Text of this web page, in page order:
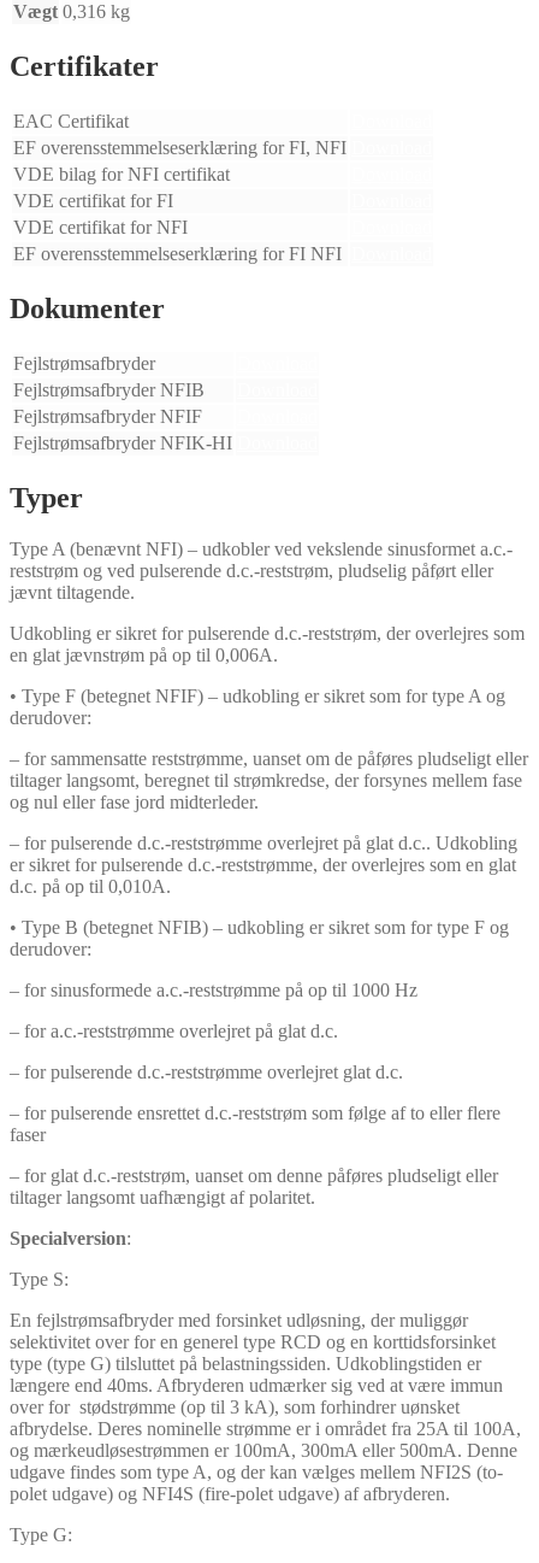
Vægt 0,316 kg
Certifikater
EAC Certifikat
EF overensstemmelseserklæring for FI, NFI
VDE bilag for NFI certifikat
VDE certifikat for FI
VDE certifikat for NFI
EF overensstemmelseserklæring for FI NFI
Dokumenter
Fejlstrømsafbryder
Fejlstrømsafbryder NFIB
Fejlstrømsafbryder NFIF
Fejlstrømsafbryder NFIK-HI
Typer
Type A (benævnt NFI) – udkobler ved vekslende sinusformet a.c.-
reststrøm og ved pulserende d.c.-reststrøm, pludselig påført eller
jævnt tiltagende.
Udkobling er sikret for pulserende d.c.-reststrøm, der overlejres som
en glat jævnstrøm på op til 0,006A.
• Type F (betegnet NFIF) – udkobling er sikret som for type A og
derudover:
– for sammensatte reststrømme, uanset om de påføres pludseligt eller
tiltager langsomt, beregnet til strømkredse, der forsynes mellem fase
og nul eller fase jord midterleder.
– for pulserende d.c.-reststrømme overlejret på glat d.c.. Udkobling
er sikret for pulserende d.c.-reststrømme, der overlejres som en glat
d.c. på op til 0,010A.
• Type B (betegnet NFIB) – udkobling er sikret som for type F og
derudover:
– for sinusformede a.c.-reststrømme på op til 1000 Hz
– for a.c.-reststrømme overlejret på glat d.c.
– for pulserende d.c.-reststrømme overlejret glat d.c.
– for pulserende ensrettet d.c.-reststrøm som følge af to eller flere
faser
– for glat d.c.-reststrøm, uanset om denne påføres pludseligt eller
tiltager langsomt uafhængigt af polaritet.
Specialversion:
Type S:
En fejlstrømsafbryder med forsinket udløsning, der muliggør
selektivitet over for en generel type RCD og en korttidsforsinket
type (type G) tilsluttet på belastningssiden. Udkoblingstiden er
længere end 40ms. Afbryderen udmærker sig ved at være immun
over for stødstrømme (op til 3 kA), som forhindrer uønsket
afbrydelse. Deres nominelle strømme er i området fra 25A til 100A,
og mærkeudløsestrømmen er 100mA, 300mA eller 500mA. Denne
udgave findes som type A, og der kan vælges mellem NFI2S (to-
polet udgave) og NFI4S (fire-polet udgave) af afbryderen.
Type G: